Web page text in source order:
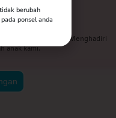
Anda Untuk Menghadiri
anak kami.
berubah
ponsel anda